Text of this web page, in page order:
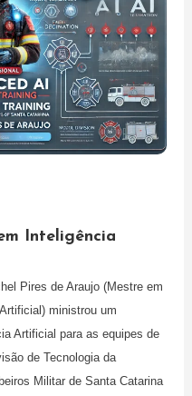
Inteligência
Pires de Araujo (Mestre em
ministrou um
Artificial para as equipes de
de Tecnologia da
Militar de Santa Catarina